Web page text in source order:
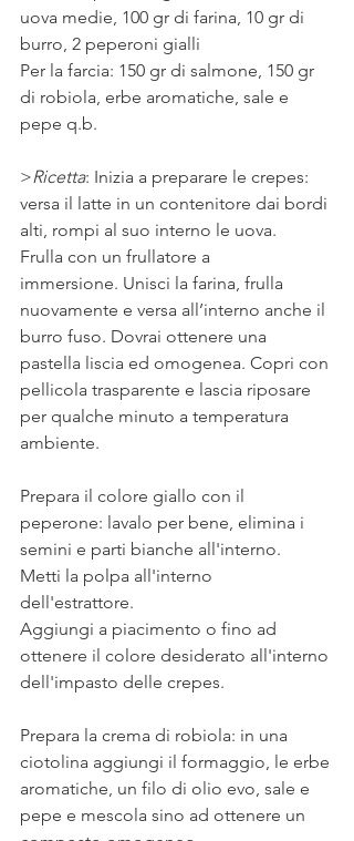
uova medie, 100 gr di farina, 10 gr di
burro, 2 peperoni gialli
Per la farcia: 150 gr di salmone, 150 gr
di robiola, erbe aromatiche, sale e
pepe q.b.
>Ricetta: Inizia a preparare le crepes:
versa il latte in un contenitore dai bordi
alti, rompi al suo interno le uova.
Frulla con un frullatore a
immersione. Unisci la farina, frulla
nuovamente e versa all’interno anche il
burro fuso. Dovrai ottenere una
pastella liscia ed omogenea. Copri con
pellicola trasparente e lascia riposare
per qualche minuto a temperatura
ambiente.
Prepara il colore giallo con il
peperone: lavalo per bene, elimina i
semini e parti bianche all'interno.
Metti la polpa all'interno
dell'estrattore.
Aggiungi a piacimento o fino ad
ottenere il colore desiderato all'interno
dell'impasto delle crepes.
Prepara la crema di robiola: in una
ciotolina aggiungi il formaggio, le erbe
aromatiche, un filo di olio evo, sale e
pepe e mescola sino ad ottenere un